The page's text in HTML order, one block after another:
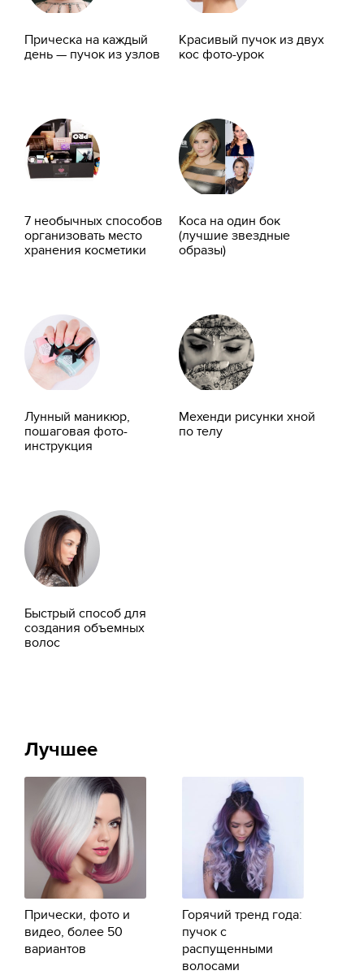
Прическа на каждый
день — пучок из узлов
Красивый пучок из двух
кос фото-урок
7 необычных способов
организовать место
хранения косметики
Коса на один бок
(лучшие звездные
образы)
Лунный маникюр,
пошаговая фото-
инструкция
Мехенди рисунки хной
по телу
Быстрый способ для
создания объемных
волос
Лучшее
Прически, фото и
видео, более 50
вариантов
Горячий тренд года:
пучок с
распущенными
волосами